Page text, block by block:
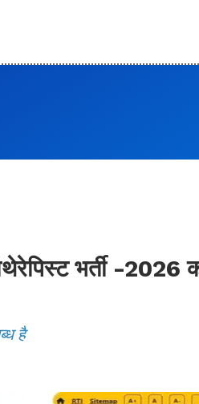
भर्ती -2026 का
है